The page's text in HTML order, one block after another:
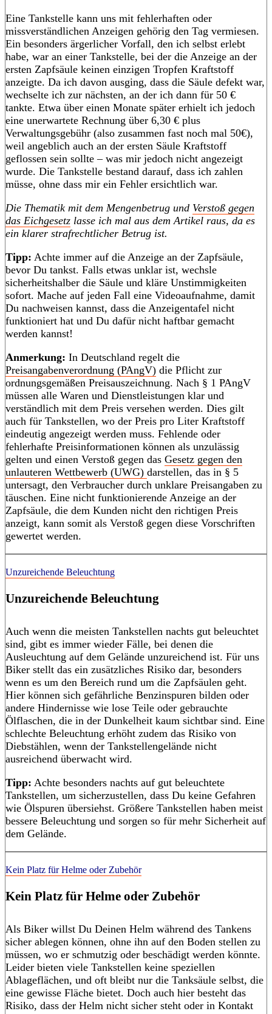
Eine Tankstelle kann uns mit fehlerhaften oder
missverständlichen Anzeigen gehörig den Tag vermiesen.
Ein besonders ärgerlicher Vorfall, den ich selbst erlebt
habe, war an einer Tankstelle, bei der die Anzeige an der
ersten Zapfsäule keinen einzigen Tropfen Kraftstoff
anzeigte. Da ich davon ausging, dass die Säule defekt war,
wechselte ich zur nächsten, an der ich dann für 50 €
tankte. Etwa über einen Monate später erhielt ich jedoch
eine unerwartete Rechnung über 6,30 € plus
Verwaltungsgebühr (also zusammen fast noch mal 50€),
weil angeblich auch an der ersten Säule Kraftstoff
geflossen sein sollte – was mir jedoch nicht angezeigt
wurde. Die Tankstelle bestand darauf, dass ich zahlen
müsse, ohne dass mir ein Fehler ersichtlich war.
Die Thematik mit dem Mengenbetrug und Verstoß gegen
das Eichgesetz lasse ich mal aus dem Artikel raus, da es
ein klarer strafrechtlicher Betrug ist.
Tipp: Achte immer auf die Anzeige an der Zapfsäule,
bevor Du tankst. Falls etwas unklar ist, wechsle
sicherheitshalber die Säule und kläre Unstimmigkeiten
sofort. Mache auf jeden Fall eine Videoaufnahme, damit
Du nachweisen kannst, dass die Anzeigentafel nicht
funktioniert hat und Du dafür nicht haftbar gemacht
werden kannst!
Anmerkung: In Deutschland regelt die
Preisangabenverordnung (PAngV) die Pflicht zur
ordnungsgemäßen Preisauszeichnung. Nach § 1 PAngV
müssen alle Waren und Dienstleistungen klar und
verständlich mit dem Preis versehen werden. Dies gilt
auch für Tankstellen, wo der Preis pro Liter Kraftstoff
eindeutig angezeigt werden muss. Fehlende oder
fehlerhafte Preisinformationen können als unzulässig
gelten und einen Verstoß gegen das Gesetz gegen den
unlauteren Wettbewerb (UWG) darstellen, das in § 5
untersagt, den Verbraucher durch unklare Preisangaben zu
täuschen. Eine nicht funktionierende Anzeige an der
Zapfsäule, die dem Kunden nicht den richtigen Preis
anzeigt, kann somit als Verstoß gegen diese Vorschriften
gewertet werden.
Unzureichende Beleuchtung
Unzureichende Beleuchtung
Auch wenn die meisten Tankstellen nachts gut beleuchtet
sind, gibt es immer wieder Fälle, bei denen die
Ausleuchtung auf dem Gelände unzureichend ist. Für uns
Biker stellt das ein zusätzliches Risiko dar, besonders
wenn es um den Bereich rund um die Zapfsäulen geht.
Hier können sich gefährliche Benzinspuren bilden oder
andere Hindernisse wie lose Teile oder gebrauchte
Ölflaschen, die in der Dunkelheit kaum sichtbar sind. Eine
schlechte Beleuchtung erhöht zudem das Risiko von
Diebstählen, wenn der Tankstellengelände nicht
ausreichend überwacht wird.
Tipp: Achte besonders nachts auf gut beleuchtete
Tankstellen, um sicherzustellen, dass Du keine Gefahren
wie Ölspuren übersiehst. Größere Tankstellen haben meist
bessere Beleuchtung und sorgen so für mehr Sicherheit auf
dem Gelände.
Kein Platz für Helme oder Zubehör
Kein Platz für Helme oder Zubehör
Als Biker willst Du Deinen Helm während des Tankens
sicher ablegen können, ohne ihn auf den Boden stellen zu
müssen, wo er schmutzig oder beschädigt werden könnte.
Leider bieten viele Tankstellen keine speziellen
Ablageflächen, und oft bleibt nur die Tanksäule selbst, die
eine gewisse Fläche bietet. Doch auch hier besteht das
Risiko, dass der Helm nicht sicher steht oder in Kontakt